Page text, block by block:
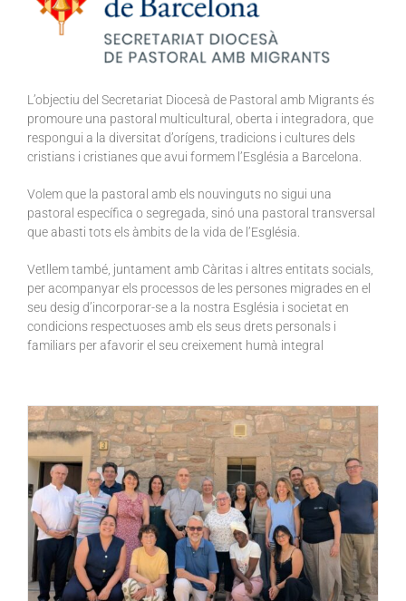
L’objectiu del Secretariat Diocesà de Pastoral amb Migrants és
promoure una pastoral multicultural, oberta i integradora, que
respongui a la diversitat d’orígens, tradicions i cultures dels
cristians i cristianes que avui formem l’Església a Barcelona.
Volem que la pastoral amb els nouvinguts no sigui una
pastoral específica o segregada, sinó una pastoral transversal
que abasti tots els àmbits de la vida de l’Església.
Vetllem també, juntament amb Càritas i altres entitats socials,
per acompanyar els processos de les persones migrades en el
seu desig d’incorporar-se a la nostra Església i societat en
condicions respectuoses amb els seus drets personals i
familiars per afavorir el seu creixement humà integral